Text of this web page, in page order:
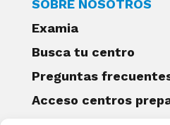
SOBRE NOSOTROS
Examia
Busca tu centro
Preguntas
Acceso centros